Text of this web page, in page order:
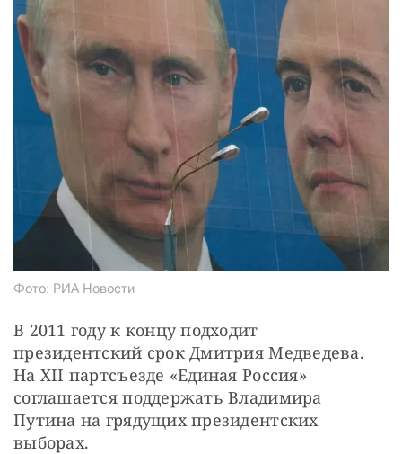
Фото: РИА Новости
В 2011 году к концу подходит
президентский срок Дмитрия Медведева.
На XII партсъезде «Единая Россия»
соглашается поддержать Владимира
Путина на грядущих президентских
выборах.